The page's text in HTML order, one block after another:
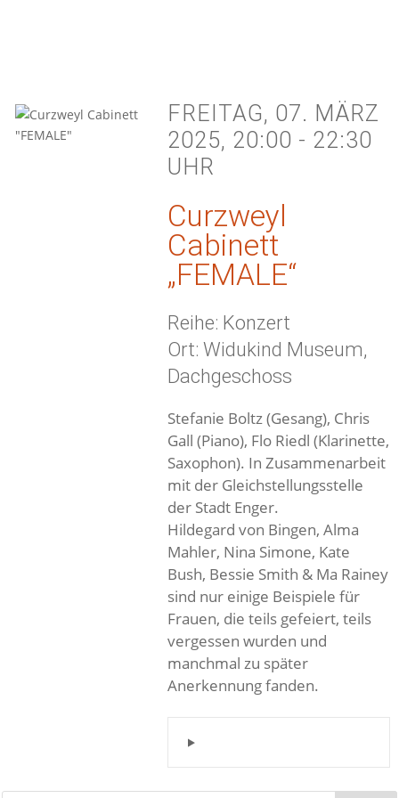
FREITAG, 07. MÄRZ
2025, 20:00 - 22:30
UHR
Curzweyl
Cabinett
„FEMALE“
Reihe: Konzert
Ort: Widukind Museum,
Dachgeschoss
Stefanie Boltz (Gesang), Chris
Gall (Piano), Flo Riedl (Klarinette,
Saxophon). In Zusammenarbeit
mit der Gleichstellungsstelle
der Stadt Enger.
Hildegard von Bingen, Alma
Mahler, Nina Simone, Kate
Bush, Bessie Smith & Ma Rainey
sind nur einige Beispiele für
Frauen, die teils gefeiert, teils
vergessen wurden und
manchmal zu später
Anerkennung fanden.